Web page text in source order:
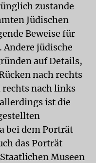
zustande
Jüdischen
Beweise für
jüdische
auf Details,
nach rechts
rechts nach links
ist die
bei dem Porträt
das Porträt
Museen